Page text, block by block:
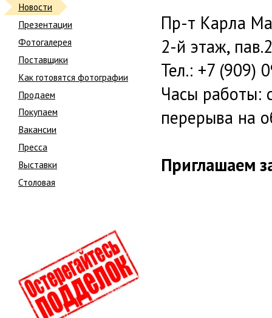
Новости
Презентации
Фотогалерея
Поставщики
Как готовятся фотографии
Продаем
Покупаем
Вакансии
Пресса
Выставки
Столовая
Пр-т Карла
2-й этаж,
Тел.: +7 (909)
Часы работы:
перерыва на
Приглашаем